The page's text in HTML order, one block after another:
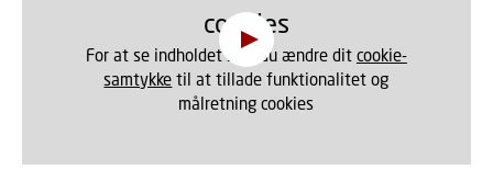
cookies
For at se indholdet skal du ændre dit cookie-
samtykke til at tillade funktionalitet og
målretning cookies